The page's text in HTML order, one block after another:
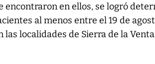
encontraron en ellos, se logró
al menos entre el 19 de
localidades de Sierra de la